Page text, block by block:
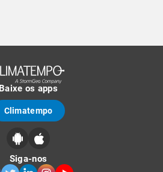
Baixe os apps
Climatempo
Siga-nos